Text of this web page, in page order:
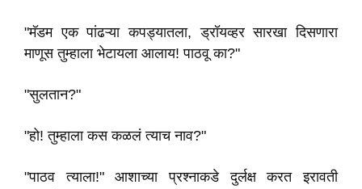
"मॅडम एक पांढऱ्या कपड्यातला, ड्रॉयव्हर सारखा दिसणारा
माणूस तुम्हाला भेटायला आलाय! पाठवू का?"
"सुलतान?"
"हो! तुम्हाला कस कळलं त्याच नाव?"
"पाठव त्याला!" आशाच्या प्रश्नाकडे दुर्लक्ष करत इरावती